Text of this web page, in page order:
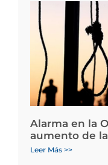
Alarma en la
aumento de
Leer Más >>